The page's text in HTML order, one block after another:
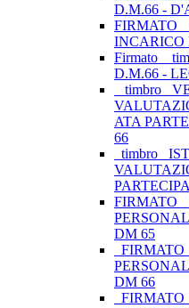
D.M.66 -
FIRMATO
INCARICO
Firmato _
D.M.66 -
_ timbro_
ATA
66
_timbro_
DM 65
DM 66